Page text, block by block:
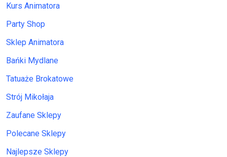
Kurs Animatora
Party Shop
Sklep Animatora
Bańki Mydlane
Tatuaże Brokatowe
Strój Mikołaja
Zaufane Sklepy
Polecane Sklepy
Najlepsze Sklepy